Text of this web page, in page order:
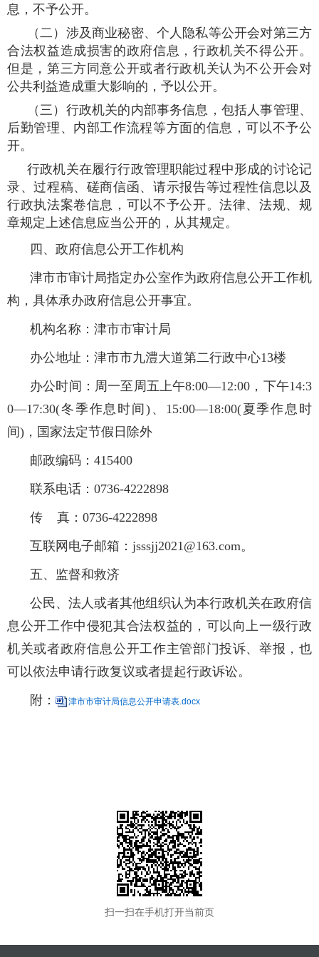
息，不予公开。
（二）涉及商业秘密、个人隐私等公开会对第三方
合法权益造成损害的政府信息，行政机关不得公开。
但是，第三方同意公开或者行政机关认为不公开会对
公共利益造成重大影响的，予以公开。
（三）行政机关的内部事务信息，包括人事管理、
后勤管理、内部工作流程等方面的信息，可以不予公
开。
行政机关在履行行政管理职能过程中形成的讨论记
录、过程稿、磋商信函、请示报告等过程性信息以及
行政执法案卷信息，可以不予公开。法律、法规、规
章规定上述信息应当公开的，从其规定。
四、政府信息公开工作机构
津市市审计局指定办公室作为政府信息公开工作机
构，具体承办政府信息公开事宜。
机构名称：津市市审计局
办公地址：津市市九澧大道第二行政中心13楼
办公时间：周一至周五上午8:00—12:00，下午14:3
0—17:30(冬季作息时间)、15:00—18:00(夏季作息时
间)，国家法定节假日除外
邮政编码：415400
联系电话：0736-4222898
传 真：0736-4222898
互联网电子邮箱：jsssjj2021@163.com。
五、监督和救济
公民、法人或者其他组织认为本行政机关在政府信
息公开工作中侵犯其合法权益的，可以向上一级行政
机关或者政府信息公开工作主管部门投诉、举报，也
可以依法申请行政复议或者提起行政诉讼。
附：
津市市审计局信息公开申请表.docx
扫一扫在手机打开当前页